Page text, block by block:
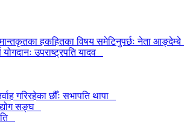
हकहितका विषय समेटिनुपर्छः नेता आङ्देम्बे
उपराष्ट्रपति यादव
गरिरहेका छौँः सभापति थापा
सङ्घ